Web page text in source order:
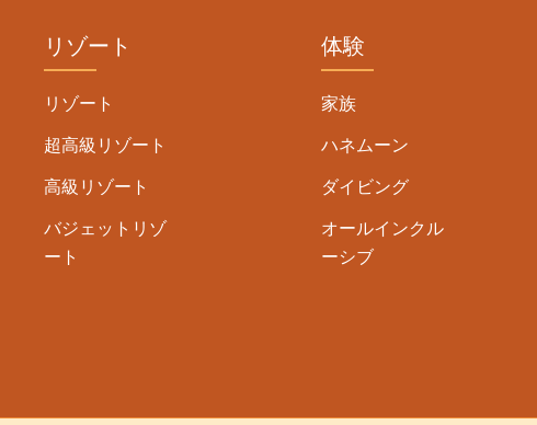
リゾート
リゾート
超高級リゾート
高級リゾート
バジェットリゾ
ート
体験
家族
ハネムーン
ダイビング
オールインクル
ーシブ